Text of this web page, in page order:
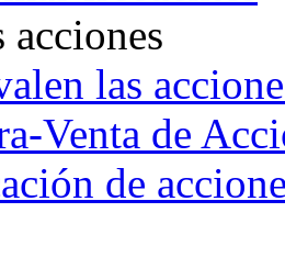
acciones
las
Venta de
de